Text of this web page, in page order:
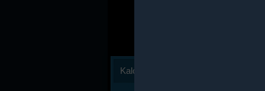
Kalóriaszámlálás